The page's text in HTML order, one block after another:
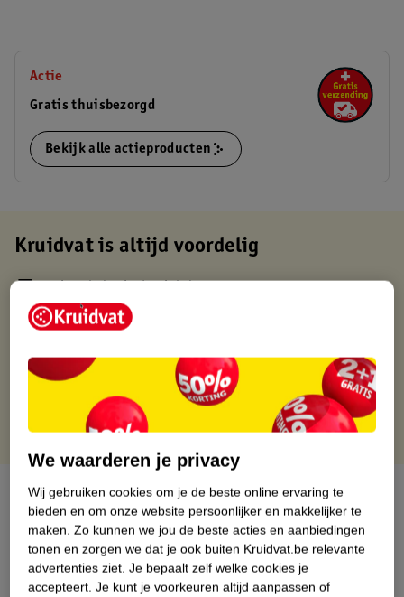
Actie
Gratis thuisbezorgd
Bekijk alle actieproducten
Kruidvat is altijd voordelig
Op werkdagen voor 22:00 uur besteld, volgende dag in huis
Gratis thuisbezorgd vanaf 50.00
Gratis punten met je Kruidvat kaart
Over dit product
Productinformatie
Etiketinformatie
We waarderen je privacy
Wij gebruiken cookies om je de beste online ervaring te
bieden en om onze website persoonlijker en makkelijker te
maken. Zo kunnen we jou de beste acties en aanbiedingen
tonen en zorgen we dat je ook buiten Kruidvat.be relevante
advertenties ziet. Je bepaalt zelf welke cookies je
accepteert. Je kunt je voorkeuren altijd aanpassen of